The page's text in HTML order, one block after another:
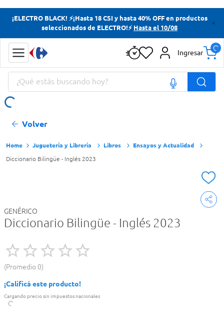
¡ELECTRO BLACK! ⚡¡Hasta 18 CSI y hasta 40% OFF en productos
seleccionados de ELECTRO!⚡ Hasta el 10/08
Ingresar
¿Qué estás buscando hoy?
Volver
Juguetería y Librería Libros Ensayos y Actualidad
Diccionario Bilingüe - Inglés 2023
GENÉRICO
Diccionario Bilingüe - Inglés 2023
Promedio 0
¡Calificá este producto!
Cargando precio sin impuestos nacionales
Términos más buscados
Yerba
Cerveza
Doves
Términos más buscados
Cerveza
Doves
Jabon Tocador